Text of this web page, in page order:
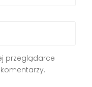
przeglądarce